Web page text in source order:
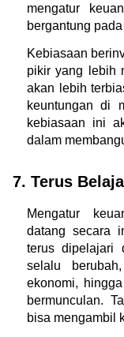
mengatur
bergantung
Kebiasaan
pikir yang lebih
akan lebih
keuntungan di
kebiasaan ini
dalam
7. Terus
Mengatur
datang secara
terus dipelajari
selalu
ekonomi,
bermunculan.
bisa mengambil